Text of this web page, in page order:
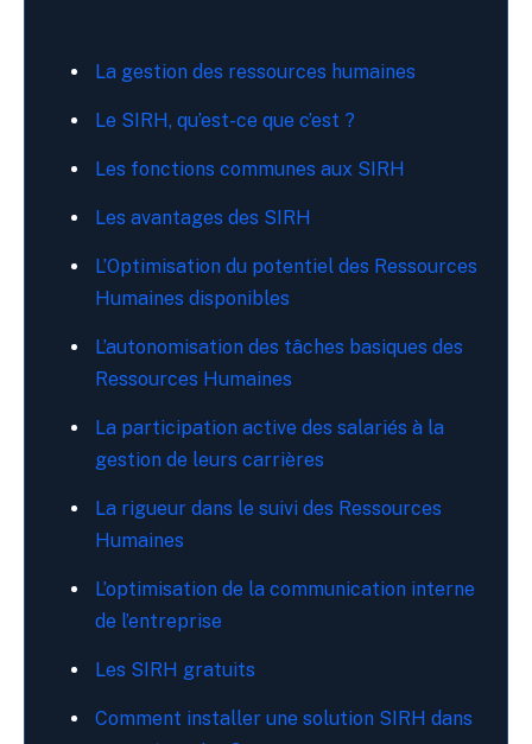
La gestion des ressources humaines
Le SIRH, qu’est-ce que c’est ?
Les fonctions communes aux SIRH
Les avantages des SIRH
L’Optimisation du potentiel des Ressources
Humaines disponibles
L’autonomisation des tâches basiques des
Ressources Humaines
La participation active des salariés à la
gestion de leurs carrières
La rigueur dans le suivi des Ressources
Humaines
L’optimisation de la communication interne
de l’entreprise
Les SIRH gratuits
Comment installer une solution SIRH dans